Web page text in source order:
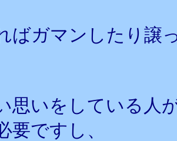
ばガマンしたり譲
思いをしている人
要ですし、